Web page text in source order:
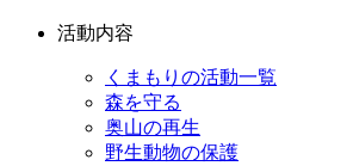
活動内容
くまもりの活動一覧
森を守る
奥山の再生
野生動物の保護